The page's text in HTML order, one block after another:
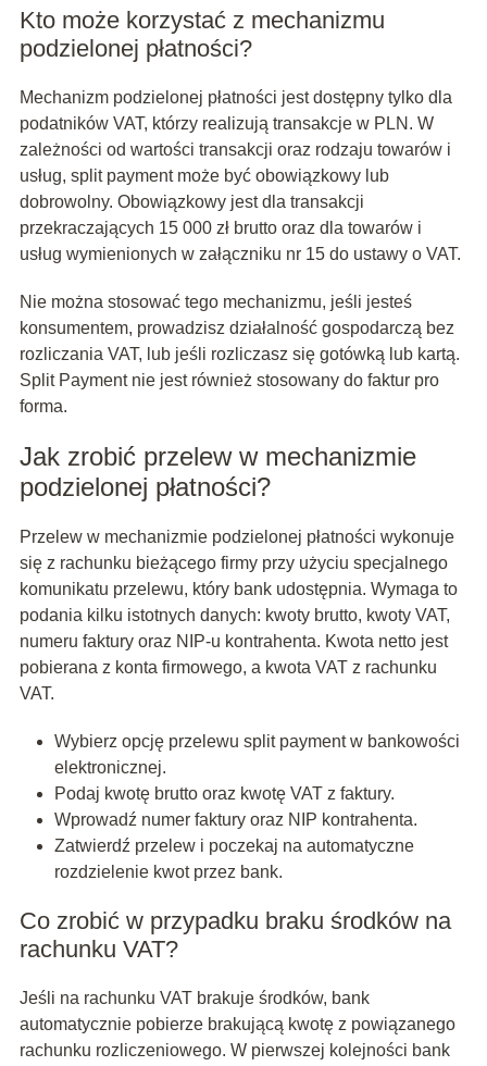
Kto może korzystać z mechanizmu
podzielonej płatności?
Mechanizm podzielonej płatności jest dostępny tylko dla
podatników VAT, którzy realizują transakcje w PLN. W
zależności od wartości transakcji oraz rodzaju towarów i
usług, split payment może być obowiązkowy lub
dobrowolny. Obowiązkowy jest dla transakcji
przekraczających 15 000 zł brutto oraz dla towarów i
usług wymienionych w załączniku nr 15 do ustawy o VAT.
Nie można stosować tego mechanizmu, jeśli jesteś
konsumentem, prowadzisz działalność gospodarczą bez
rozliczania VAT, lub jeśli rozliczasz się gotówką lub kartą.
Split Payment nie jest również stosowany do faktur pro
forma.
Jak zrobić przelew w mechanizmie
podzielonej płatności?
Przelew w mechanizmie podzielonej płatności wykonuje
się z rachunku bieżącego firmy przy użyciu specjalnego
komunikatu przelewu, który bank udostępnia. Wymaga to
podania kilku istotnych danych: kwoty brutto, kwoty VAT,
numeru faktury oraz NIP-u kontrahenta. Kwota netto jest
pobierana z konta firmowego, a kwota VAT z rachunku
VAT.
Wybierz opcję przelewu split payment w bankowości
elektronicznej.
Podaj kwotę brutto oraz kwotę VAT z faktury.
Wprowadź numer faktury oraz NIP kontrahenta.
Zatwierdź przelew i poczekaj na automatyczne
rozdzielenie kwot przez bank.
Co zrobić w przypadku braku środków na
rachunku VAT?
Jeśli na rachunku VAT brakuje środków, bank
automatycznie pobierze brakującą kwotę z powiązanego
rachunku rozliczeniowego. W pierwszej kolejności bank